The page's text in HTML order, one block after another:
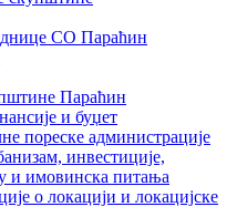
СО Параћин
Параћин
и буџет
пореске администрације
инвестиције,
и имовинска питања
о локацији и локацијске